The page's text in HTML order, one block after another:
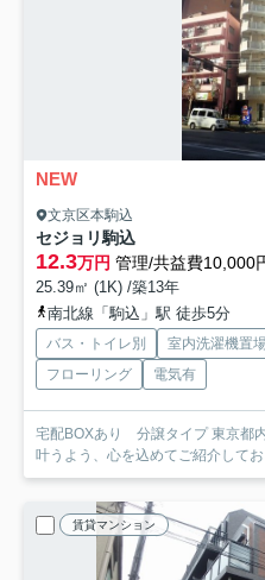
NEW
文京区本駒込
セジョリ駒込
12.3万円 管理/共益費10,000
25.39㎡ (1K) /築13年
南北線「駒込」駅 徒歩5分
バス・トイレ別 室内洗濯機置
フローリング
電気有
宅配BOXあり 分譲タイプ 東京都
叶うよう、心を込めてご紹介して
賃貸マンション